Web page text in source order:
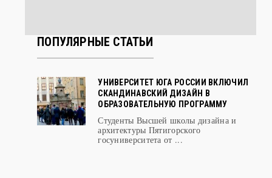
ПОПУЛЯРНЫЕ СТАТЬИ
УНИВЕРСИТЕТ ЮГА РОССИИ ВКЛЮЧИЛ
СКАНДИНАВСКИЙ ДИЗАЙН В
ОБРАЗОВАТЕЛЬНУЮ ПРОГРАММУ
Студенты Высшей школы дизайна и
архитектуры Пятигорского
госуниверситета от ...